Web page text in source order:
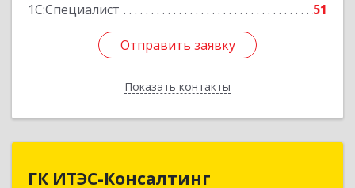
1С:Специалист
51
Отправить заявку
Показать контакты
Отправить заявку
Назад
ГК ИТЭС-Консалтинг